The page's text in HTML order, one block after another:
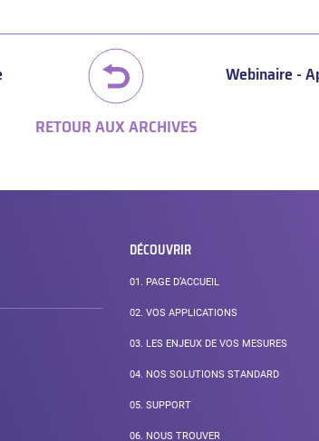
Webinaire -
RETOUR AUX ARCHIVES
DÉCOUVRIR
01. PAGE D’ACCUEIL
02. VOS APPLICATIONS
03. LES ENJEUX DE VOS MESURES
04. NOS SOLUTIONS STANDARD
05. SUPPORT
06. NOUS TROUVER